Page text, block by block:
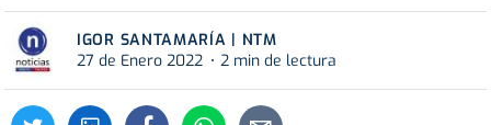
IGOR SANTAMARÍA | NTM
27 de Enero 2022
2 min de lectura